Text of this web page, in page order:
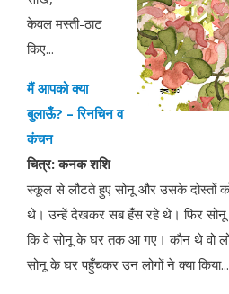
केवल मस्ती-ठाट
किए...
मैं आपको क्या
बुलाऊँ? – रिनचिन व
कंचन
चित्र: कनक शशि
स्कूल से लौटते हुए सोनू और उसके दोस्तों
थे। उन्हें देखकर सब हँस रहे थे। फिर सोनू
कि वे सोनू के घर तक आ गए। कौन थे वो
सोनू के घर पहुँचकर उन लोगों ने क्या